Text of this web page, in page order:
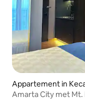
Appartement in
Amarta City met Mt.